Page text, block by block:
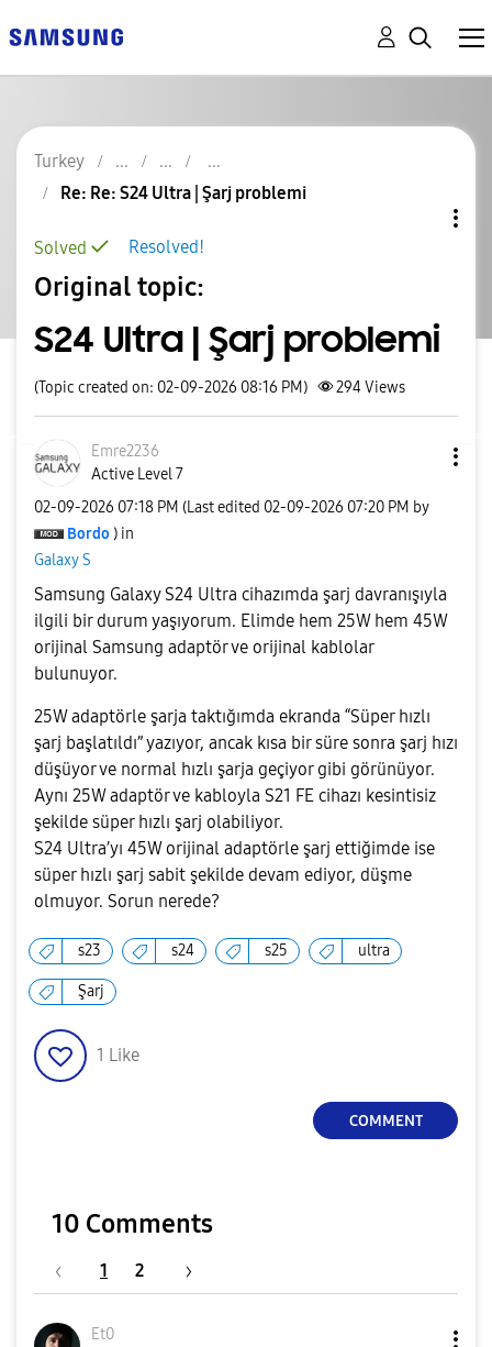
Turkey
Re: Re: S24 Ultra | Şarj problemi
Resolved!
Solved
Original topic:
S24 Ultra | Şarj problemi
(Topic created on: 02-09-2026 08:16 PM) 294Views
Emre2236
Active Level 7
‎02-09-2026 07:18 PM (Last edited ‎02-09-2026 07:20 PM by
Bordo ) in
Galaxy S
Samsung Galaxy S24 Ultra cihazımda şarj davranışıyla
ilgili bir durum yaşıyorum. Elimde hem 25W hem 45W
orijinal Samsung adaptör ve orijinal kablolar
bulunuyor.
25W adaptörle şarja taktığımda ekranda “Süper hızlı
şarj başlatıldı” yazıyor, ancak kısa bir süre sonra şarj hızı
düşüyor ve normal hızlı şarja geçiyor gibi görünüyor.
Aynı 25W adaptör ve kabloyla S21 FE cihazı kesintisiz
şekilde süper hızlı şarj olabiliyor.
S24 Ultra’yı 45W orijinal adaptörle şarj ettiğimde ise
süper hızlı şarj sabit şekilde devam ediyor, düşme
olmuyor. Sorun nerede?
s23 s24 s25 ultra
Şarj
1 Like
COMMENT
10 Comments
1 2
Et0